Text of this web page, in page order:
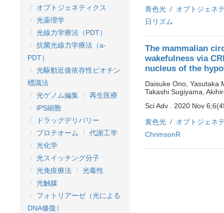
オプトジェネティクス
光薬理学
光線力学療法（PDT）
抗菌光線力学療法（a-
PDT）
光駆動近接依存性ビオチン
標識法
光ゲノム編集
再生医療
iPS細胞
ドラッグデリバリー
プロテオーム
代謝工学
光化学
光スイッチング分子
光免疫療法
光毒性
光触媒
フォトリアーゼ（光による
DNA修復）
青色光
オプトジェネ
日リズム
The mammalian
wakefulness via
nucleus of the
Daisuke Ono, Yasutaka
Takashi Sugiyama,
Sci Adv . 2020 Nov
黄色光
オプトジェネ
ChrimsonR